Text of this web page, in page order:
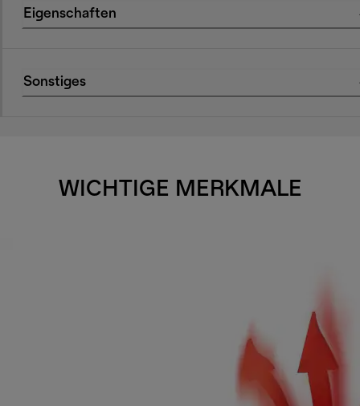
Eigenschaften
Sonstiges
WICHTIGE MERKMALE